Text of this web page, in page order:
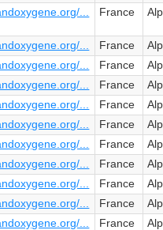
... France
... France
... France
... France
... France
... France
... France
... France
... France
... France
... France